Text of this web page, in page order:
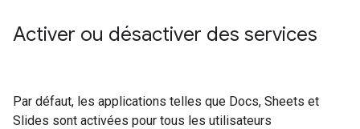
Activer ou désactiver des services
Par défaut, les applications telles que Docs, Sheets et
Slides sont activées pour tous les utilisateurs